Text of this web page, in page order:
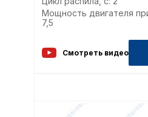
Мощность двигателя
7,5
Смотреть видео